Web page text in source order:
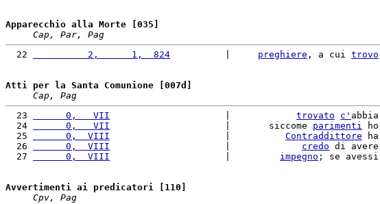
Apparecchio alla Morte [035]
Cap, Par, Pag
  22
          2,      1,  824
preghiere , a cui trovo
Atti per la Santa Comunione [007d]
Cap, Pag
  23
      0,   VII
trovato c' abbia
  24
      0,   VII
                     |       siccome
parimenti ho
  25
      0,  VIII
Contraddittore ha
  26
      0,  VIII
credo di avere
  27
      0,  VIII
impegno ; se avessi
Avvertimenti ai predicatori [110]
Cpv, Pag